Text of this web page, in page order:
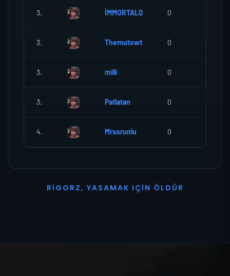
3. İMMORTALQ 0
3. Themutowt 0
3. milli 0
3. Patlatan 0
4. Mrsorunlu 0
R I G O R Z, YASAMAK I ÇI N Ö L D Ü R